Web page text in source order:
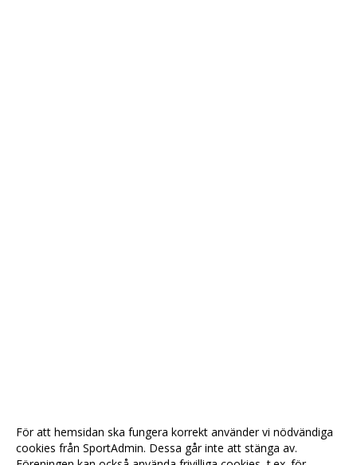
För att hemsidan ska fungera korrekt använder vi nödvändiga
cookies från SportAdmin. Dessa går inte att stänga av.